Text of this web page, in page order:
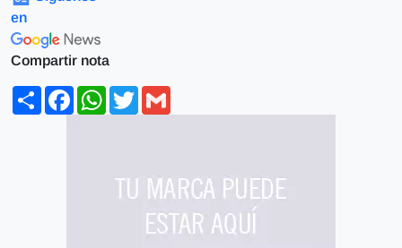
en
Compartir nota
ShareFacebookWhatsApp
Twitter